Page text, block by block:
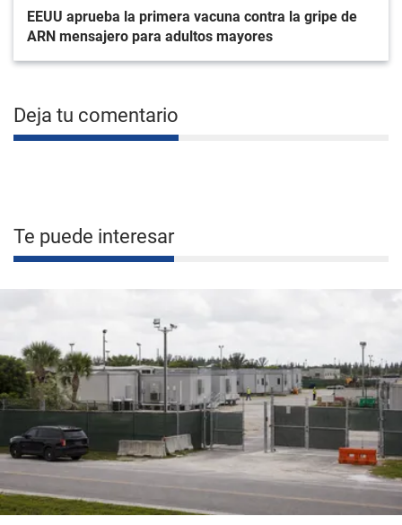
EEUU aprueba la primera vacuna contra la gripe de
ARN mensajero para adultos mayores
Deja tu comentario
Te puede interesar